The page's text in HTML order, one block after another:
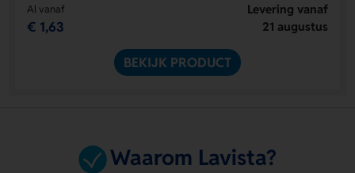
Al vanaf
€ 1,63
Levering vanaf
21 augustus
BEKIJK PRODUCT
Waarom Lavista?